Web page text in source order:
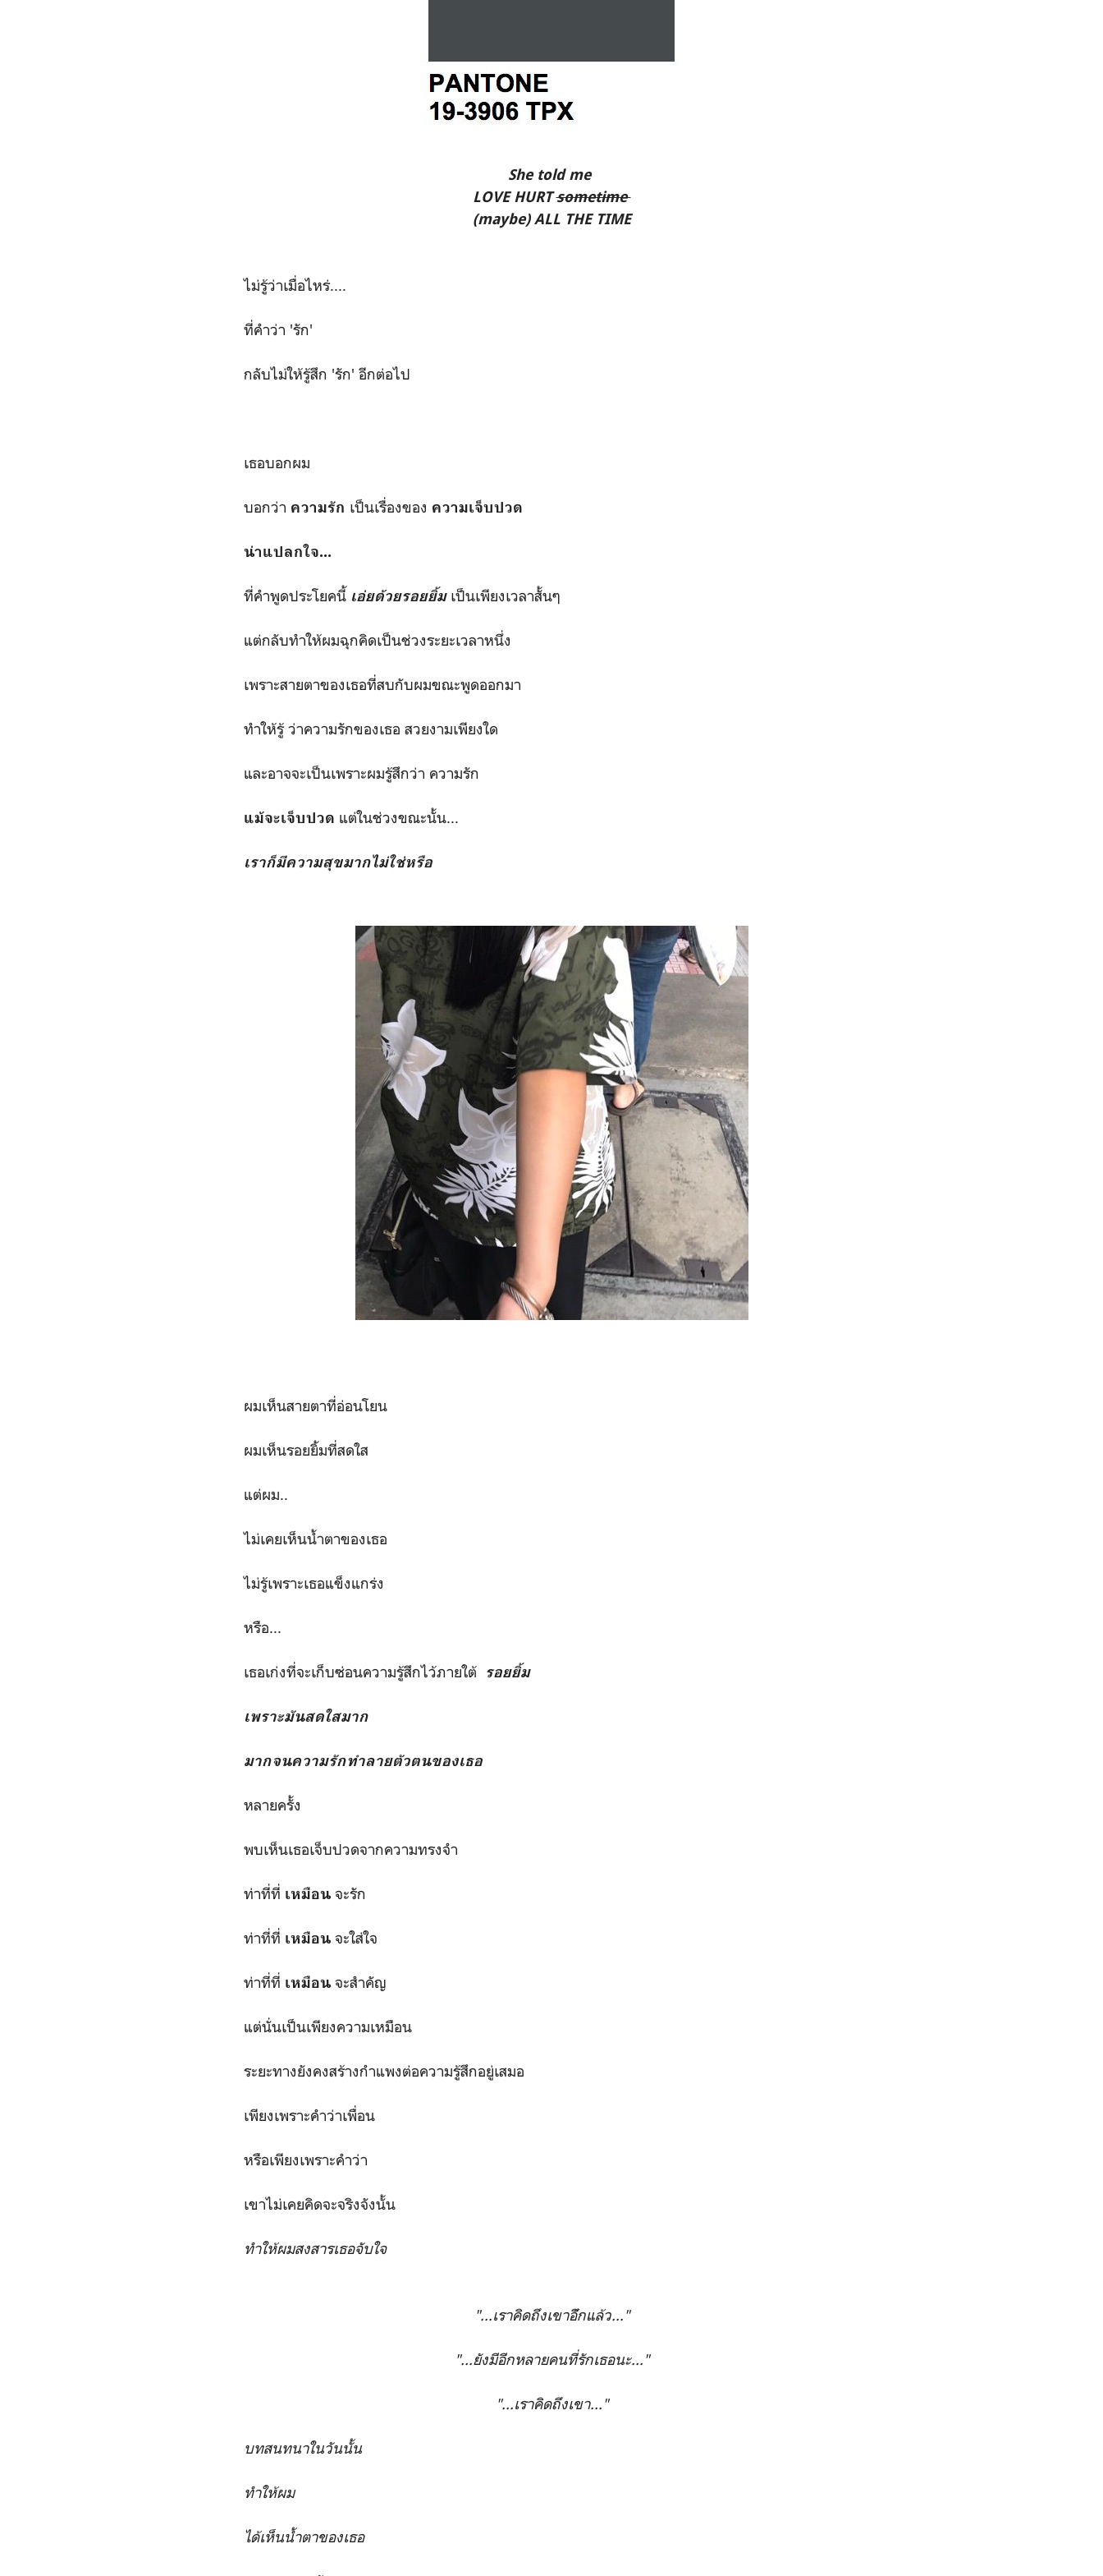
She told me
LOVE HURTsometime
(maybe) ALL THE TIME
ไม่รู้ว่าเมื่อไหร่....
ที่คำว่า 'รัก'
กลับไม่ให้รู้สึก 'รัก' อีกต่อไป
เธอบอกผม
บอกว่า ความรัก เป็นเรื่องของ ความเจ็บปวด
น่าแปลกใจ...
ที่คำพูดประโยคนี้ เอ่ยด้วยรอยยิ้ม เป็นเพียงเวลาสั้นๆ
แต่กลับทำให้ผมฉุกคิดเป็นช่วงระยะเวลาหนึ่ง
เพราะสายตาของเธอที่สบกับผมขณะพูดออกมา
ทำให้รู้ ว่าความรักของเธอ สวยงามเพียงใด
และอาจจะเป็นเพราะผมรู้สึกว่า ความรัก
แม้จะเจ็บปวด แต่ในช่วงขณะนั้น...
เราก็มีความสุขมากไม่ใช่หรือ
ผมเห็นสายตาที่อ่อนโยน
ผมเห็นรอยยิ้มที่สดใส
แต่ผม..
ไม่เคยเห็นน้ำตาของเธอ
ไม่รู้เพราะเธอแข็งแกร่ง
หรือ...
เธอเก่งที่จะเก็บซ่อนความรู้สึกไว้ภายใต้ รอยยิ้ม
เพราะมันสดใสมาก
มากจนความรักทำลายตัวตนของเธอ
หลายครั้ง
พบเห็นเธอเจ็บปวดจากความทรงจำ
ท่าที่ที่ เหมือนจะรัก
ท่าที่ที่ เหมือนจะใส่ใจ
ท่าที่ที่ เหมือนจะสำคัญ
แต่นั่นเป็นเพียงความเหมือน
ระยะทางยังคงสร้างกำแพงต่อความรู้สึกอยู่เสมอ
เพียงเพราะคำว่าเพื่อน
หรือเพียงเพราะคำว่า
เขาไม่เคยคิดจะจริงจังนั้น
ทำให้ผมสงสารเธอจับใจ
"...เราคิดถึงเขาอ้ีกแล้ว..."
"...ยังมีอีกหลายคนที่รักเธอนะ..."
"...เราคิดถึงเขา..."
บทสนทนาในวันนั้น
ทำให้ผม
ได้เห็นน้ำตาของเธอ